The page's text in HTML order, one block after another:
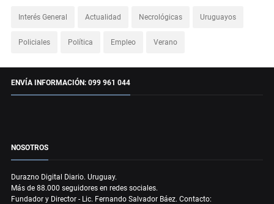
Interés General Actualidad Necrológicas Uruguayos
Policiales Política Empleo Verano
ENVÍA INFORMACIÓN: 099 961 044
NOSOTROS
Durazno Digital Diario. Uruguay.
Más de 88.000 seguidores en redes sociales.
Fundador y Director - Lic. Fernando Salvador Báez. Contacto: